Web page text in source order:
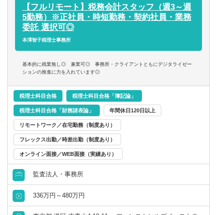
業務内容は税務全般の多岐に渡ります。また、税務だけで
なく、経理フローの構築支援や決算業務の仕組化支援など
コンサルティング業務も含みます。
従業員数：49名（2025/11/13時点）
定！
【フルリモート】税務会計スタッフ（週3～週
5勤務）※正社員・時短勤務・契約社員・業務
委託 選択可◎
本澤智子税理士事務所
基本的に残業無し◎ 兼業可◎ 事務所・クライアントともにデジタライゼー
ションの推進に力を入れています◎
税理士科目合格 税理士科目合格「簿記論」
税理士科目合格「財務諸表論」 年間休日120日以上
リモートワーク／在宅勤務（制度あり）
フレックス出勤／時差出勤（制度あり）
オンライン面接／WEB面接（実績あり）
監査法人・事務所
336万円～480万円